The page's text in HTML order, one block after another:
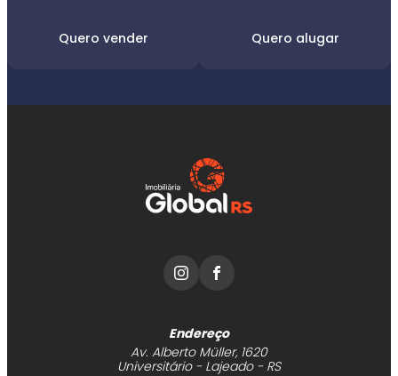
Quero vender Quero alugar
Endereço
Av. Alberto Müller, 1620
Universitário - Lajeado - RS